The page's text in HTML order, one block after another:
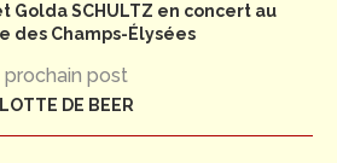
Golda SCHULTZ en concert au
des Champs-Élysées
prochain post
LOTTE DE BEER